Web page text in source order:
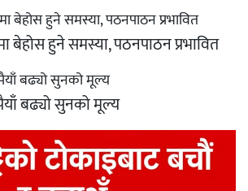
बेहोस हुने समस्या, पठनपाठन प्रभावित
बढ्यो सुनको मूल्य